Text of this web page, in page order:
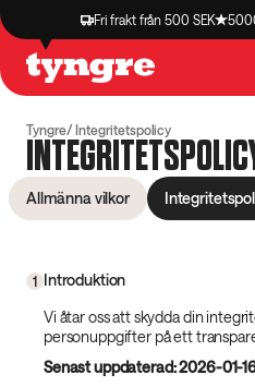
Fri frakt från 500 SEK
Butik Recept
Tyngre Integritetspolicy
Allmänna vilkor
1 Introduktion
Vi åtar oss att skydda din
personuppgifter på ett
Senast uppdaterad: 2026-01-